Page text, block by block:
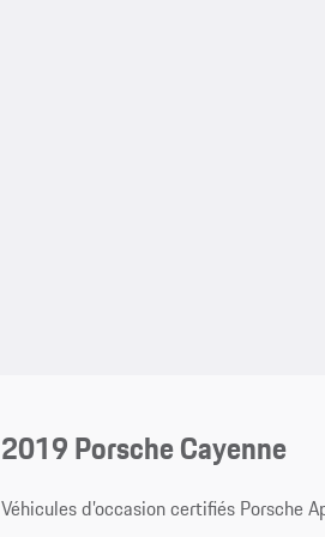
2019 Porsche Cayenne
Véhicules d’occasion certifiés Porsche